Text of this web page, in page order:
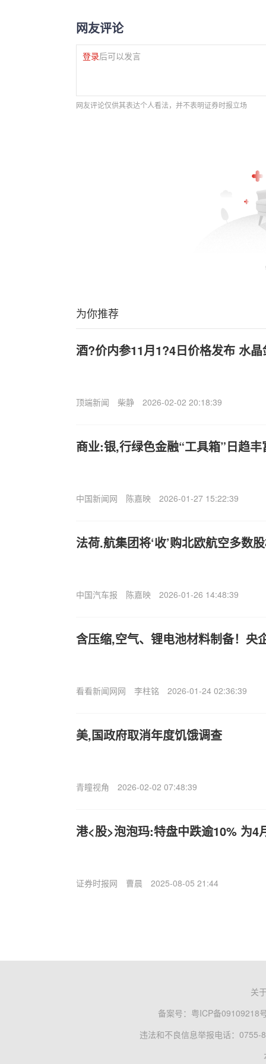
网友评论
登录后可以发言
网友评论仅供其表达个人看法，并不表明证券时报立场
为你推荐
酒?价内参11月1?4日价格发布 水
顶端新闻 柴静 2026-02-02 20:18:39
商业:银,行绿色金融“工具箱”日趋丰
中国新闻网 陈嘉映 2026-01-27 15:22:39
法荷.航集团将‘收’购北欧航空多数
中国汽车报 陈嘉映 2026-01-26 14:48:39
含压缩,空气、锂电池材料制备！央
看看新闻网网 李柱铭 2026-01-24 02:36:39
美,国政府取消年度饥饿调查
青瞳视角 2026-02-02 07:48:39
港<股>泡泡玛:特盘中跌逾10% 为4
证券时报网 曹晨 2025-08-05 21:44
关
备案号： 粤ICP备09109218
违法和不良信息举报电话：0755-